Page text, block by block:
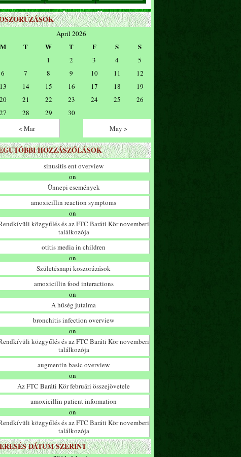
April 2026
M T W T F S S
1 2 3 4
5
6
7 8 9 10 11
12
13
14 15 16 17 18
19
20
21 22 23 24 25
26
27
28 29
30
< Mar
May >
HOZZÁSZÓLÁSOK
sinusitis ent overview
on
Ünnepi események
amoxicillin reaction symptoms
on
közgyűlés és az FTC Baráti Kör novemberi
találkozója
otitis media in children
on
Születésnapi koszorúzások
amoxicillin food interactions
on
A hűség jutalma
bronchitis infection overview
on
közgyűlés és az FTC Baráti Kör novemberi
találkozója
augmentin basic overview
on
Az FTC Baráti Kör februári összejövetele
amoxicillin patient information
on
közgyűlés és az FTC Baráti Kör novemberi
találkozója
DÁTUM SZERINT